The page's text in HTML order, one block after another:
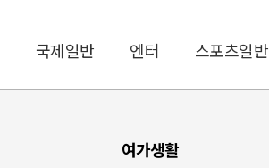
국제일반 엔터 스포츠일반
여가생활